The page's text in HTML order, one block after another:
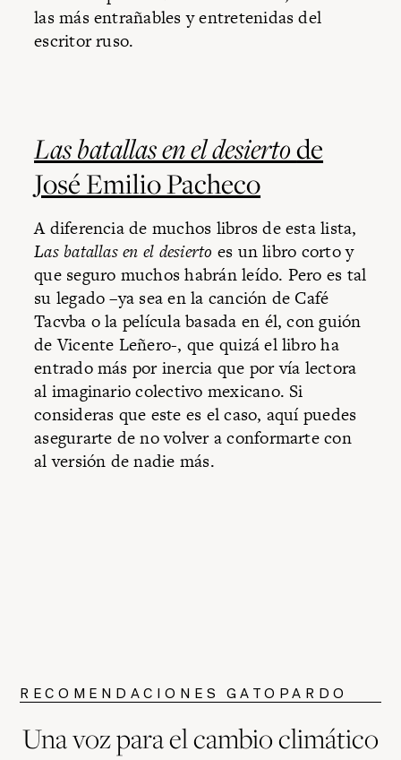
las más entrañables y entretenidas del
escritor ruso.
Las batallas en el desiertode
José Emilio Pacheco
A diferencia de muchos libros de esta lista,
Las batallas en el desierto es un libro corto y
que seguro muchos habrán leído. Pero es tal
su legado –ya sea en la canción de Café
Tacvba o la película basada en él, con guión
de Vicente Leñero-, que quizá el libro ha
entrado más por inercia que por vía lectora
al imaginario colectivo mexicano. Si
consideras que este es el caso, aquí puedes
asegurarte de no volver a conformarte con
al versión de nadie más.
RECOMENDACIONES GATOPARDO
Una voz para el cambio climático